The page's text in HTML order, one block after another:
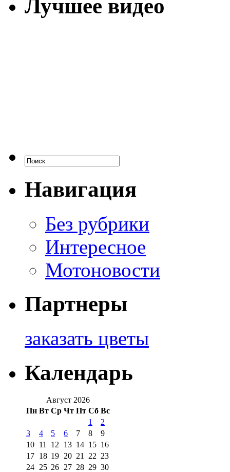
Лучшее видео
Навигация
Без рубрики
Интересное
Мотоновости
Партнеры
заказать цветы
Календарь
Август 2026
Пн Вт Ср Чт Пт Сб Вс
1
2
3
4 5 6 7 8
9
10 11 12 13 14 15 16
17 18 19 20 21 22 23
24 25 26 27 28 29 30